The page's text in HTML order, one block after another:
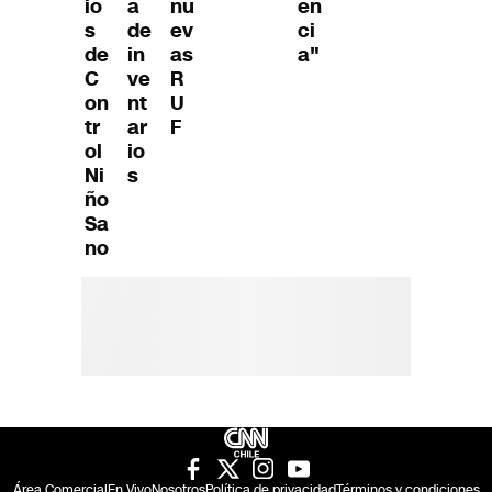
io
s
de
C
on
tr
ol
Ni
ño
Sa
no
a
de
in
ve
nt
ar
io
s
nu
ev
as
R
U
F
en
ci
a"